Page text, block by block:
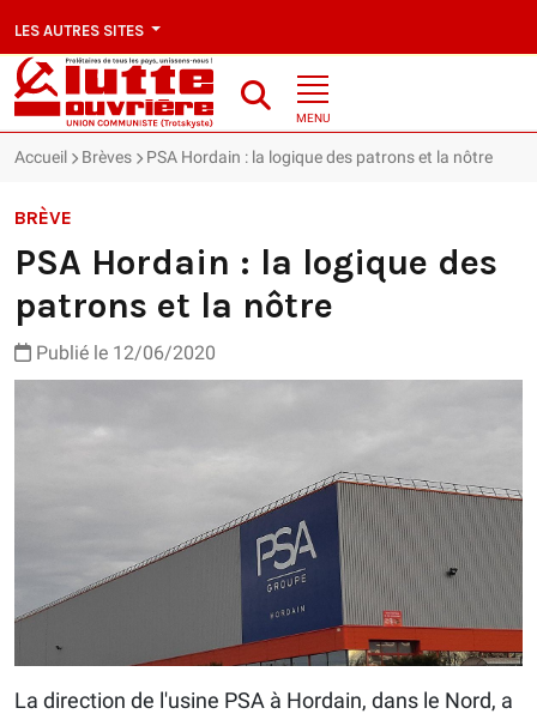
LES AUTRES SITES
MENU
Accueil Brèves PSA Hordain : la logique des patrons et la nôtre
BRÈVE
PSA Hordain : la logique des
patrons et la nôtre
Publié le 12/06/2020
La direction de l'usine PSA à Hordain, dans le Nord, a